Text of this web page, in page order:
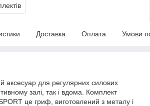
Доставка Оплата Умови
аксесуар для регулярних силових
залі, так і вдома. Комплект
це гриф, виготовлений з металу і